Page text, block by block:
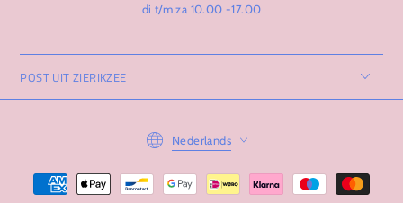
di t/m za 10.00 -17.00
POST UIT ZIERIKZEE
Taal
Nederlands
Betaalmethoden